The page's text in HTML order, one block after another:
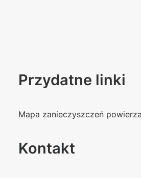
Przydatne linki
Mapa zanieczyszczeń powierza
Kontakt